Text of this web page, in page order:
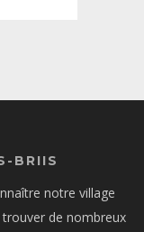
BRIIS
notre village
de nombreux